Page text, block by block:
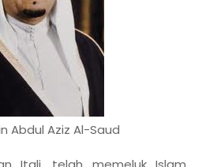
Abdul Aziz Al-Saud